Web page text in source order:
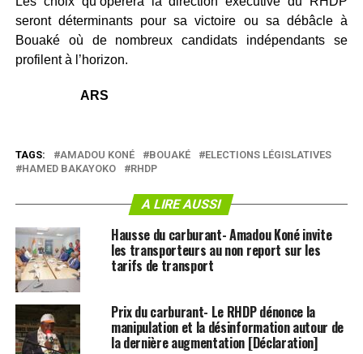
seront déterminants pour sa victoire ou sa débâcle à
Bouaké où de nombreux candidats indépendants se
profilent à l’horizon.
ARS
TAGS: AMADOU KONÉ BOUAKÉ
ELECTIONS LÉGISLATIVES
HAMED BAKAYOKO
RHDP
A LIRE AUSSI
Hausse du carburant- Amadou Koné invite
les transporteurs au non report sur les
tarifs de transport
Prix du carburant- Le RHDP dénonce la
manipulation et la désinformation autour de
la dernière augmentation [Déclaration]